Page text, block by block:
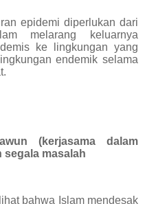
epidemi diperlukan dari
melarang keluarnya
ke lingkungan yang
endemik selama
(kerjasama dalam
segala masalah
bahwa Islam mendesak